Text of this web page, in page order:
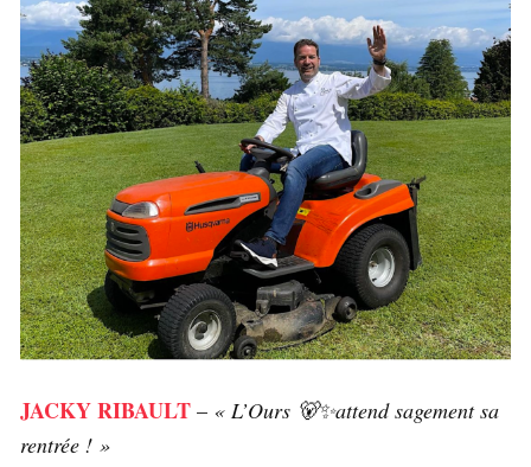
JACKY RIBAULT – « L’Ours 🐻✨attend sagement sa
rentrée ! »